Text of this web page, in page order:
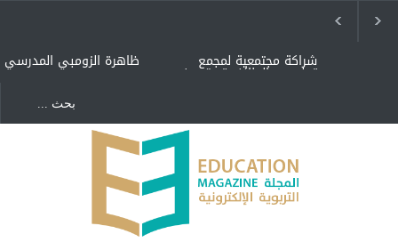
ظاهرة الزومبي المدرسي شراكة مجتمعية لمجمع
تعليمي بالطائف تستهدف
"كنت أنضرب ومافيني إلا
العافية" هل هذا مبرر
لاستمرار أسلوب التربية
المتوارث؟
لماذا تعد برامج توعية الأطفال
بخصوصية الجسد وقاية لا
فضول؟